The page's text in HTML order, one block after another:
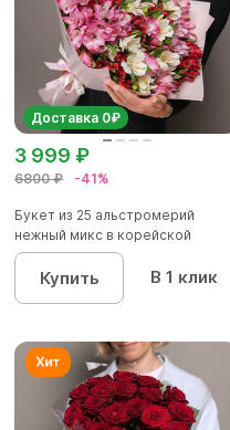
Доставка 0₽
6800 ₽ -41%
3 999 ₽
Букет из 25 альстромерий
нежный микс в корейской
упаков...
Купить В 1 клик